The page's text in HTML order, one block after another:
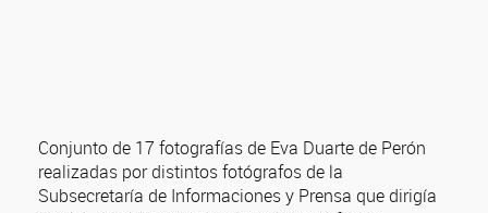
Conjunto de 17 fotografías de Eva Duarte de Perón
realizadas por distintos fotógrafos de la
Subsecretaría de Informaciones y Prensa que dirigía